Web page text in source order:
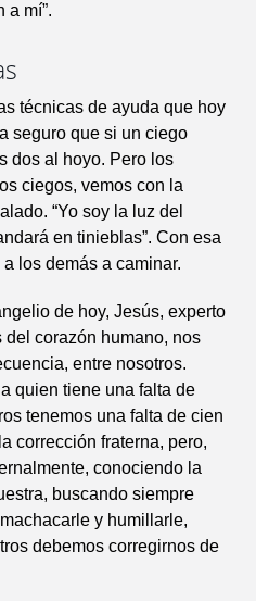
a mí”.
técnicas de ayuda que hoy
seguro que si un ciego
dos al hoyo. Pero los
ciegos, vemos con la
“Yo soy la luz del
en tinieblas”. Con esa
los demás a caminar.
de hoy, Jesús, experto
corazón humano, nos
entre nosotros.
quien tiene una falta de
tenemos una falta de cien
corrección fraterna, pero,
conociendo la
buscando siempre
y humillarle,
debemos corregirnos de